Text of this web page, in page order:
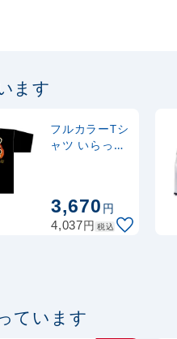
ます
フルカラーTシ
ャツ いらっし
3,670円
4,037円 税込
ています